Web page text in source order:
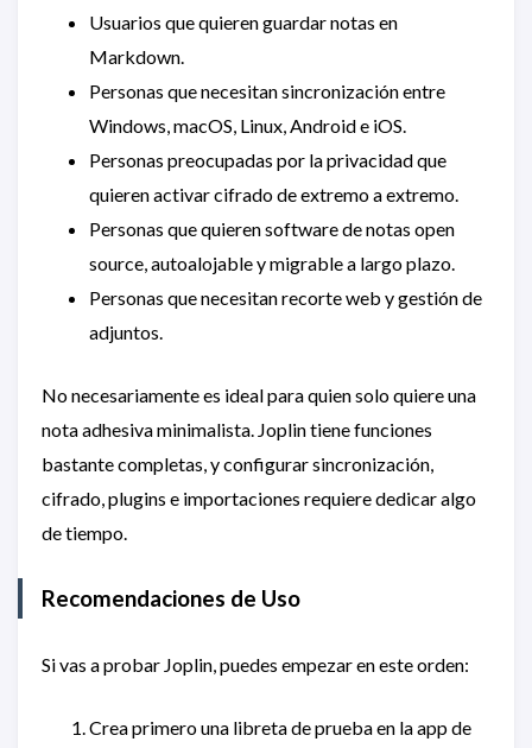
Usuarios que quieren guardar notas en
Markdown.
Personas que necesitan sincronización entre
Windows, macOS, Linux, Android e iOS.
Personas preocupadas por la privacidad que
quieren activar cifrado de extremo a extremo.
Personas que quieren software de notas open
source, autoalojable y migrable a largo plazo.
Personas que necesitan recorte web y gestión de
adjuntos.
No necesariamente es ideal para quien solo quiere una
nota adhesiva minimalista. Joplin tiene funciones
bastante completas, y configurar sincronización,
cifrado, plugins e importaciones requiere dedicar algo
de tiempo.
Recomendaciones de Uso
Si vas a probar Joplin, puedes empezar en este orden:
Crea primero una libreta de prueba en la app de